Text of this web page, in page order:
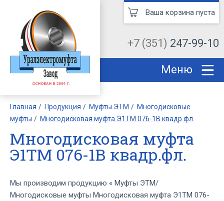
+7 (351) 247-99-10
Ваша корзина пуста
Меню
Главная Продукция Муфты ЭТМ
Многодисковые
муфты
Многодисковая муфта Э1ТМ 076-1В квадр.фл.
Многодисковая муфта
Э1ТМ 076-1В квадр.фл.
Мы производим продукцию « Муфты ЭТМ/
Многодисковые муфты Многодисковая муфта Э1ТМ 076-